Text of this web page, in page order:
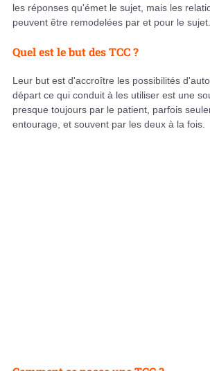
les réponses qu'émet le sujet, mais les
peuvent être remodelées par et pour le sujet.
Quel est le but des TCC ?
Leur but est d'accroître les possibilités
départ ce qui conduit à les utiliser est une
presque toujours par le patient, parfois
entourage, et souvent par les deux à la fois.